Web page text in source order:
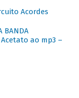
Acordes
BANDA
Acetato ao mp3 –